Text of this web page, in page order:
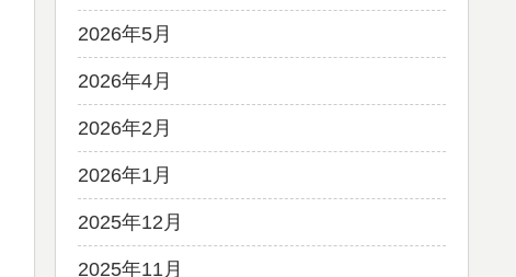
2026年5月
2026年4月
2026年2月
2026年1月
2025年12月
2025年11月